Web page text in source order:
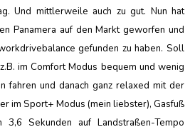
Und mittlerweile auch zu gut. Nun hat
Panamera auf den Markt geworfen und
gefunden zu haben. Soll
im Comfort Modus bequem und wenig
fahren und danach ganz relaxed mit der
im Sport+ Modus (mein liebster), Gasfuß
3,6 Sekunden auf Landstraßen-Tempo